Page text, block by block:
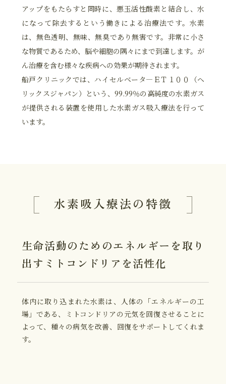
アップをもたらすと同時に、悪玉活性酸素と結合し、水
になって除去するという働きによる治療法です。水素
は、無色透明、無味、無臭であり無害です。非常に小さ
な物質であるため、脳や細胞の隅々にまで到達します。が
ん治療を含む様々な疾病への効果が期待されます。
船戸クリニックでは、ハイセルベータ―ＥＴ１００（ヘ
リックスジャパン）という、99.99％の高純度の水素ガス
が提供される装置を使用した水素ガス吸入療法を行って
います。
水素吸入療法の特徴
生命活動のためのエネルギーを取り
出す ミトコンドリアを活性化
体内に取り込まれた水素は、人体の「エネルギーの工
場」である、ミトコンドリアの元気を回復させることに
よって、種々の病気を改善、回復をサポートしてくれま
す。